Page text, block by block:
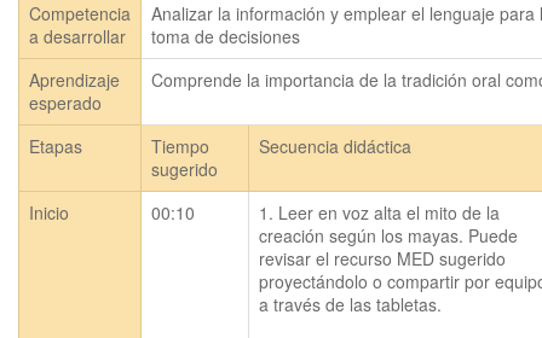
Competencia
a desarrollar
Analizar la información y emplear el lenguaje para
toma de decisiones
Aprendizaje
esperado
Comprende la importancia de la tradición oral
Etapas
Tiempo
sugerido
Secuencia didáctica
Inicio 00:10
1. Leer en voz alta el mito de la
creación según los mayas. Puede
revisar el recurso MED sugerido
proyectándolo o compartir por
a través de las tabletas.